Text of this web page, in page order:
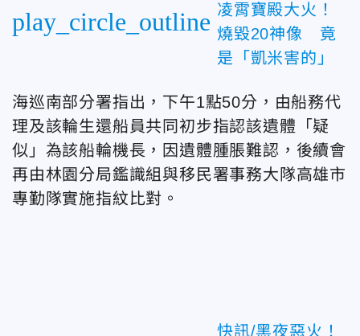
play_circle_outline 凌霄寶殿大火！
燒毀20神像 竟
是「凱米害的」
海巡南部分署指出，下午1點50分，由船務代
理及該輪生還船員共同初步指認該遺體「疑
似」為該船輪機長，因遺體腫脹難認，後續會
再由林園分局鑑識組與移民署事務大隊高雄市
專勤隊實施指紋比對。
快訊/黑夜惡火！